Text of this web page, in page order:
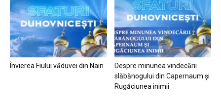
Învierea Fiului văduvei din Nain
Despre minunea vindecării
slăbănogului din Capernaum și
Rugăciunea inimii